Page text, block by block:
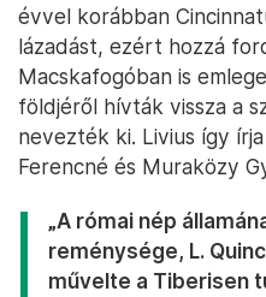
évvel korábban
lázadást, ezért hozzá
Macskafogóban is
földjéről hívták vissza a
nevezték ki. Livius így
Ferencné és Muraközy
„A római nép
reménysége, L.
művelte a Tiberisen